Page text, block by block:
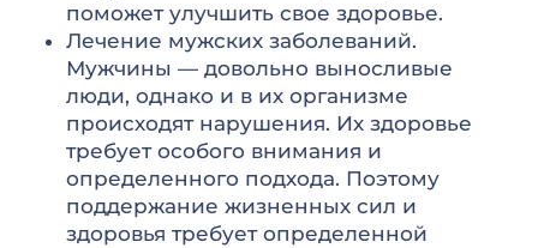
поможет улучшить свое здоровье.
Лечение мужских заболеваний.
Мужчины — довольно выносливые
люди, однако и в их организме
происходят нарушения. Их здоровье
требует особого внимания и
определенного подхода. Поэтому
поддержание жизненных сил и
здоровья требует определенной